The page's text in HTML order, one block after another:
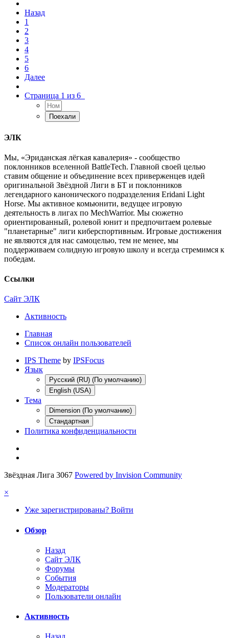
Назад
1
2
3
4
5
6
Далее
Страница 1 из 6
ЭЛК
Мы, «Эриданская лёгкая кавалерия» - сообщество
поклонников вселенной BattleTech. Главной своей целью
ставим общение и объединение всех приверженцев идей
оригинальной Звёздной Лиги в БТ и поклонников
легендарного канонического подразделения Eridani Light
Horse. Мы активное комьюнити, ведущее игровую
деятельность в лигах по MechWarrior. Мы сюжетно
ориентированный, ролевой юнит и предпочитаем ролевые
"планетарные" лиги киберспортивным. Игровые достижения
не являются для нас самоцелью, тем не менее, мы
поддерживаем солидную игровую школу и всегда стремимся к
победам.
Ссылки
Сайт ЭЛК
Активность
Главная
Список онлайн пользователей
IPS Theme by IPSFocus
Язык
Русский (RU) (По умолчанию)
English (USA)
Тема
Dimension (По умолчанию)
Стандартная
Политика конфиденциальности
Звёздная Лига 3067 Powered by Invision Community
×
Уже зарегистрированы? Войти
Обзор
Назад
Сайт ЭЛК
Форумы
События
Модераторы
Пользователи онлайн
Активность